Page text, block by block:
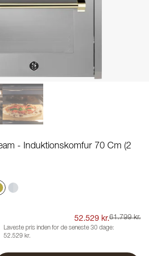
- Induktionskomfur 70 Cm (2
52.529 kr.61.799 kr.
Laveste pris inden for de seneste 30 dage:
52.529 kr.